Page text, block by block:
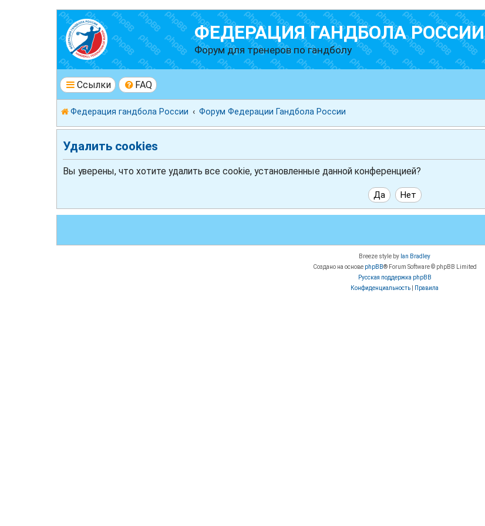
ФЕДЕРАЦИЯ ГАНДБОЛА РОССИИ
Форум для тренеров по гандболу
Ссылки FAQ
Федерация гандбола России Форум Федерации Гандбола России
Удалить cookies
Вы уверены, что хотите удалить все cookie, установленные данной конференцией?
Breeze style by Ian Bradley
Создано на основе phpBB® Forum Software © phpBB Limited
Русская поддержка phpBB
Конфиденциальность
Правила